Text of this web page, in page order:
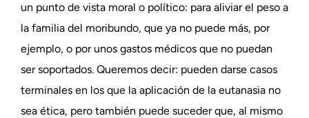
un punto de vista moral o político: para aliviar el peso a
la familia del moribundo, que ya no puede más, por
ejemplo, o por unos gastos médicos que no puedan
ser soportados. Queremos decir: pueden darse casos
terminales en los que la aplicación de la eutanasia no
sea ética, pero también puede suceder que, al mismo